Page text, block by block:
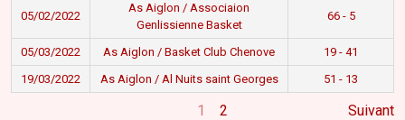
05/02/2022
As Aiglon / Associaion
Genlissienne Basket
66 - 5
05/03/2022 As Aiglon / Basket Club Chenove
19 - 41
19/03/2022
As Aiglon / Al Nuits saint Georges 51 - 13
1 2 Suivant